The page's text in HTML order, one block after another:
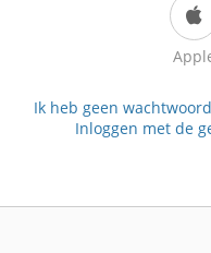
Ik heb geen
Inloggen met de